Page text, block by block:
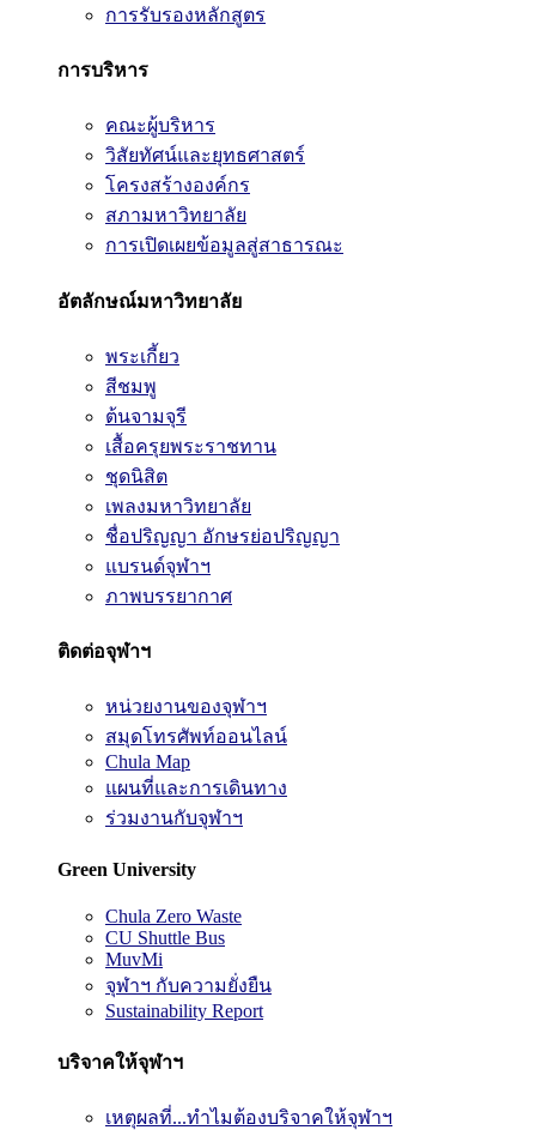
การรับรองหลักสูตร
การบริหาร
คณะผู้บริหาร
วิสัยทัศน์และยุทธศาสตร์
โครงสร้างองค์กร
สภามหาวิทยาลัย
การเปิดเผยข้อมูลสู่สาธารณะ
อัตลักษณ์มหาวิทยาลัย
พระเกี้ยว
สีชมพู
ต้นจามจุรี
เสื้อครุยพระราชทาน
ชุดนิสิต
เพลงมหาวิทยาลัย
ชื่อปริญญา อักษรย่อปริญญา
แบรนด์จุฬาฯ
ภาพบรรยากาศ
ติดต่อจุฬาฯ
หน่วยงานของจุฬาฯ
สมุดโทรศัพท์ออนไลน์
Chula Map
แผนที่และการเดินทาง
ร่วมงานกับจุฬาฯ
Green University
Chula Zero Waste
CU Shuttle Bus
MuvMi
จุฬาฯ กับความยั่งยืน
Sustainability Report
บริจาคให้จุฬาฯ
เหตุผลที่...ทำไมต้องบริจาคให้จุฬาฯ